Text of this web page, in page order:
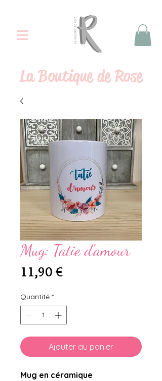
LaBoutique de Rose
Mug: Tatie d'amour
11,90 €Prix
Quantité *
Ajouter au panier
Mug en céramique